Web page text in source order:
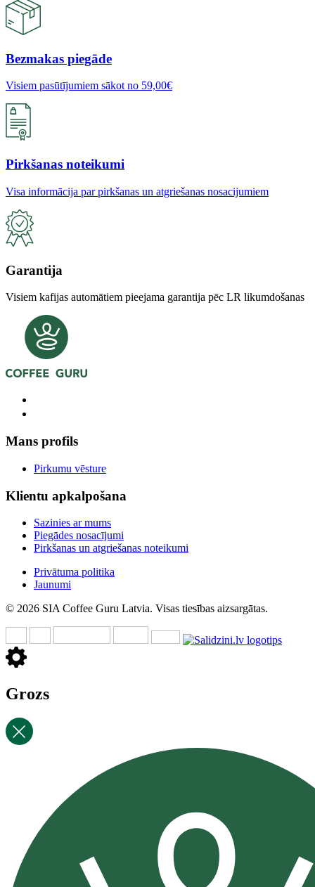
Bezmakas piegāde
Visiem pasūtījumiem sākot no 59,00€
Pirkšanas noteikumi
Visa informācija par pirkšanas un atgriešanas nosacijumiem
Garantija
Visiem kafijas automātiem pieejama garantija pēc LR likumdošanas
Mans profils
Pirkumu vēsture
Klientu apkalpošana
Sazinies ar mums
Piegādes nosacījumi
Pirkšanas un atgriešanas noteikumi
Privātuma politika
Jaunumi
© 2026 SIA Coffee Guru Latvia. Visas tiesības aizsargātas.
Grozs